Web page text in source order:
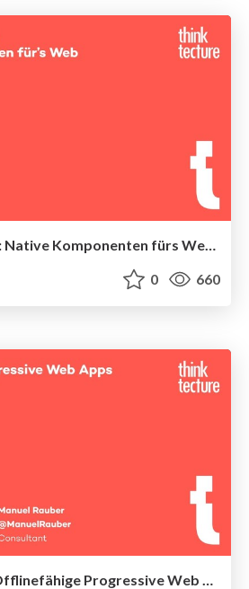
WebComponents: Native Komponenten fürs Web – mal ohne Framework?
0 660
Immer & überall: Offlinefähige Progressive Web Apps – am Beispiel Angular